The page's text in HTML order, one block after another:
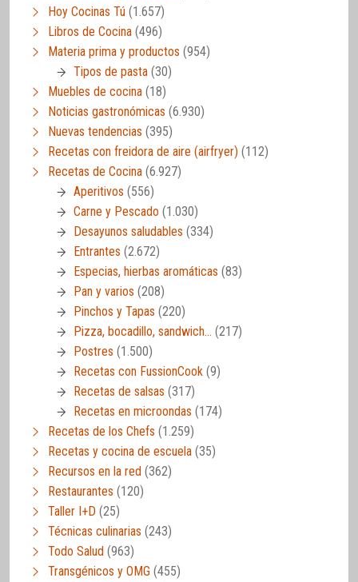
Hoy Cocinas Tú (1.657)
Libros de Cocina (496)
Materia prima y productos (954)
Tipos de pasta (30)
Muebles de cocina (18)
Noticias gastronómicas (6.930)
Nuevas tendencias (395)
Recetas con freidora de aire (airfryer) (112)
Recetas de Cocina (6.927)
Aperitivos (556)
Carne y Pescado (1.030)
Desayunos saludables (334)
Entrantes (2.672)
Especias, hierbas aromáticas (83)
Pan y varios (208)
Pinchos y Tapas (220)
Pizza, bocadillo, sandwich… (217)
Postres (1.500)
Recetas con FussionCook (9)
Recetas de salsas (317)
Recetas en microondas (174)
Recetas de los Chefs (1.259)
Recetas y cocina de escuela (35)
Recursos en la red (362)
Restaurantes (120)
Taller I+D (25)
Técnicas culinarias (243)
Todo Salud (963)
Transgénicos y OMG (455)